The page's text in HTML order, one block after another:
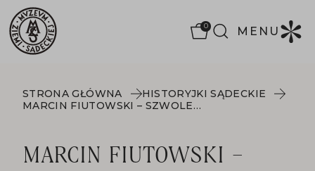
0 MENU
STRONA GŁÓWNA
HISTORYJKI SĄDECKIE
MARCIN FIUTOWSKI – SZWOLEŻER, OFICER LEGII HONOROWEJ
MARCIN FIUTOWSKI –